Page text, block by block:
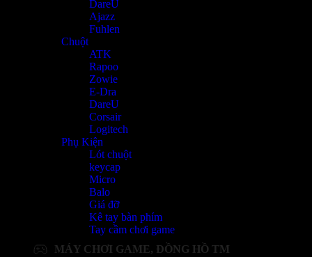
DareU
Ajazz
Fuhlen
Chuột
ATK
Rapoo
Zowie
E-Dra
DareU
Corsair
Logitech
Phụ Kiện
Lót chuột
keycap
Micro
Balo
Giá đỡ
Kê tay bàn phím
Tay cầm chơi game
MÁY CHƠI GAME, ĐỒNG HỒ TM